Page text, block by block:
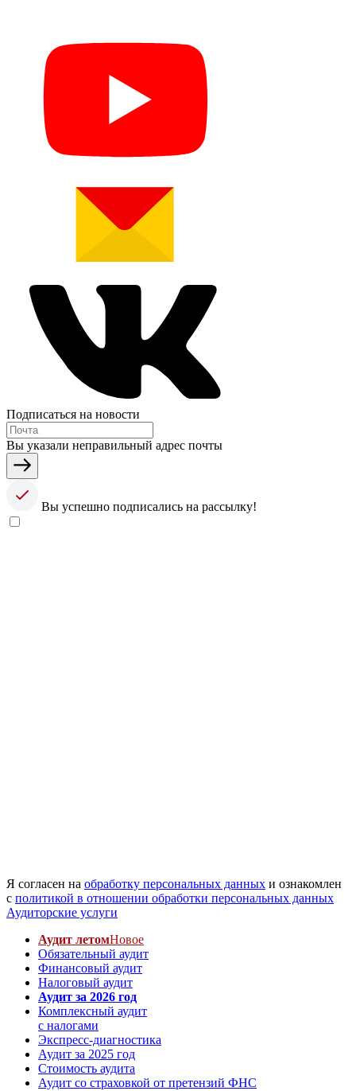
Подписаться на новости
Вы указали неправильный адрес почты
Вы успешно подписались на рассылку!
Я согласен на обработку персональных данных и ознакомлен
с политикой в отношении обработки персональных данных
Аудиторские услуги
Аудит летомНовое
Обязательный аудит
Финансовый аудит
Налоговый аудит
Аудит за 2026 год
Комплексный аудит
с налогами
Экспресс-диагностика
Аудит за 2025 год
Стоимость аудита
Аудит со страховкой от претензий ФНС